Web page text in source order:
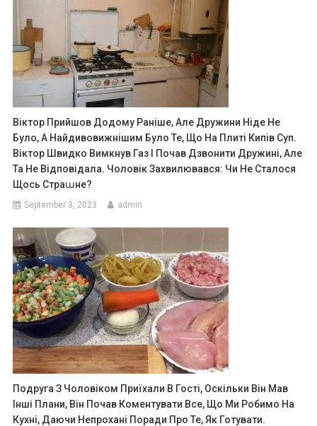
Віктор Прийшов Додому Раніше, Але Дружини Ніде Не
Було, А Найдивовижнішим Було Те, Що На Плиті Кипів Суп.
Віктор Швидко Вимкнув Газ І Почав Дзвонити Дружині, Але
Та Не Відповідала. Чоловік Захвилювався: Чи Не Сталося
Щось Страաне?
September 3, 2023 admin
Подруга З Чоловіком Приїхали В Гості, Оскільки Він Мав
Інші Плани, Він Почав Коментувати Все, Що Ми Робимо На
Кухні, Даючи Непрохані Поради Про Те, Як Готувати.